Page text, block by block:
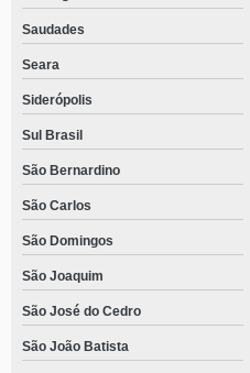
Saudades
Seara
Siderópolis
Sul Brasil
São Bernardino
São Carlos
São Domingos
São Joaquim
São José do Cedro
São João Batista